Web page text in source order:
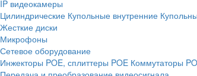
IP видеокамеры
Цилиндрические Купольные внутренние
Жесткие диски
Микрофоны
Сетевое оборудование
Инжекторы POE, сплиттеры POE Коммутаторы